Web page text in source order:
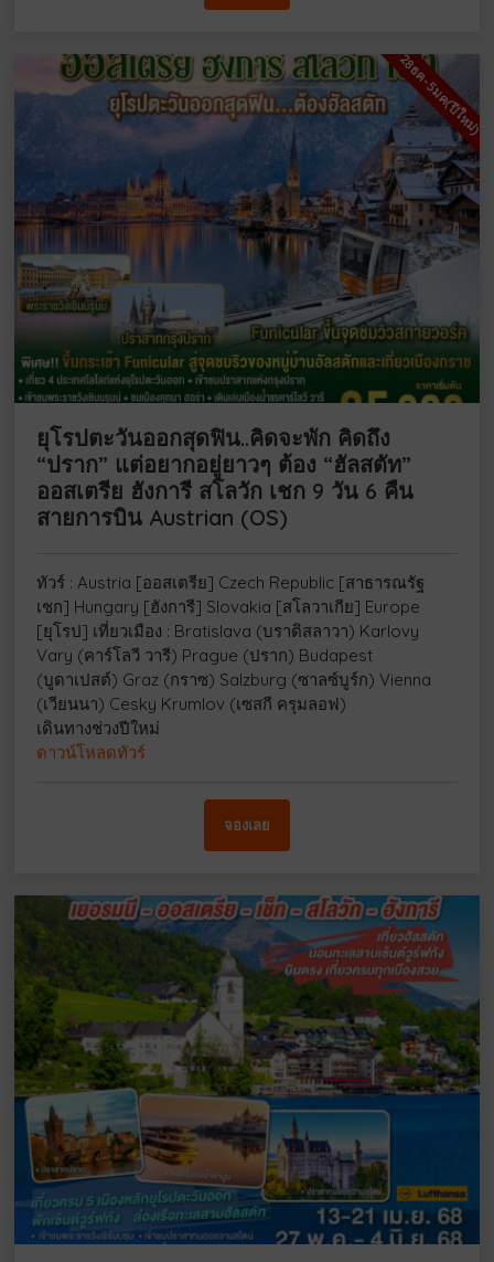
28ธค-5มค(ปีใหม่)
ยุโรปตะวันออกสุดฟิน..คิดจะพัก คิดถึง
“ปราก” แต่อยากอยู่ยาวๆ ต้อง “ฮัลสตัท”
ออสเตรีย ฮังการี สโลวัก เชก 9 วัน 6 คืน
สายการบิน Austrian (OS)
ทัวร์ : Austria [ออสเตรีย] Czech Republic [สาธารณรัฐ
เชก] Hungary [ฮังการี] Slovakia [สโลวาเกีย] Europe
[ยุโรป] เที่ยวเมือง : Bratislava (บราติสลาวา) Karlovy
Vary (คาร์โลวี วารี) Prague (ปราก) Budapest
(บูดาเปสต์) Graz (กราซ) Salzburg (ซาลซ์บูร์ก) Vienna
(เวียนนา) Cesky Krumlov (เซสกี ครุมลอฟ)
เดินทางช่วงปีใหม่
ดาวน์โหลดทัวร์
จองเลย